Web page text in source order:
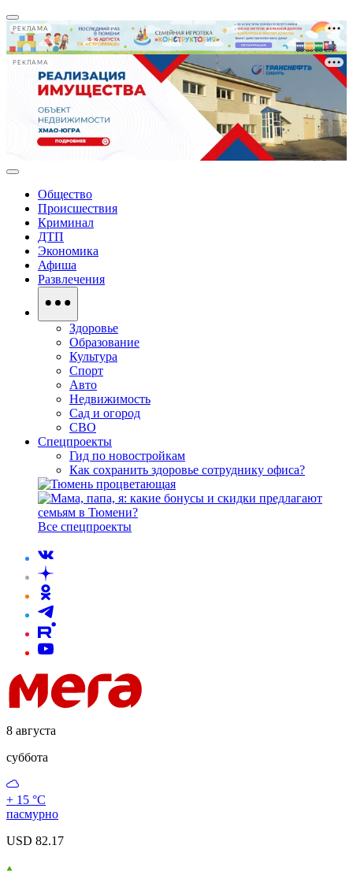
РЕКЛАМА
РЕКЛАМА
Общество
Происшествия
Криминал
ДТП
Экономика
Афиша
Развлечения
Здоровье
Образование
Культура
Спорт
Авто
Недвижимость
Сад и огород
СВО
Спецпроекты
Гид по новостройкам
Как сохранить здоровье сотруднику офиса?
Все спецпроекты
8 августа
суббота
+ 15 °С
пасмурно
USD 82.17